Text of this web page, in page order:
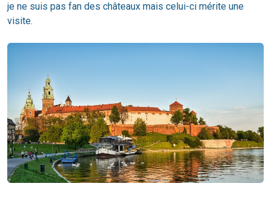
je ne suis pas fan des châteaux mais celui-ci mérite une
visite.